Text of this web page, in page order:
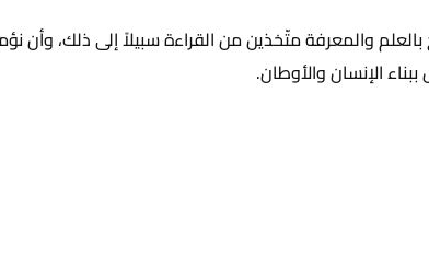
والمعرفة متّخذين من القراءة سبيلاً إلى ذلك، وأن
الإنسان والأوطان.